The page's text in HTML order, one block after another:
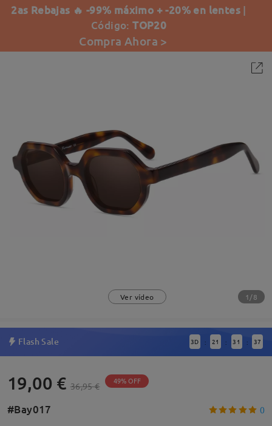
2as Rebajas 🔥 -99% máximo + -20% en lentes |
Código:TOP20
Compra Ahora >
Ver vídeo 1/8
Flash Sale 3D : 21 : 31 : 36
19,00 € 36,95 € 49% OFF
#Bay017 0